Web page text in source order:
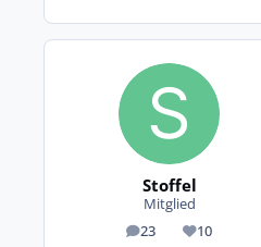
Stoffel
Mitglied
23
Beiträge 10
Reputation